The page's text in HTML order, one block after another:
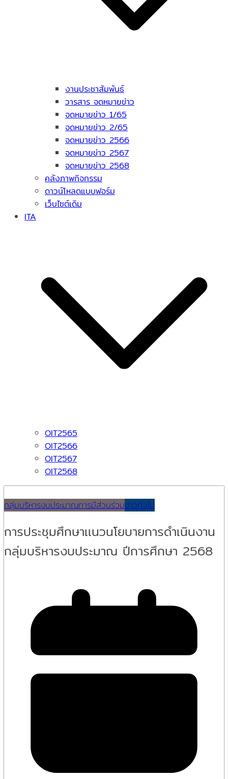
งานประชาสัมพันธ์
วารสาร จดหมายข่าว
จดหมายข่าว 1/65
จดหมายข่าว 2/65
จดหมายข่าว 2566
จดหมายข่าว 2567
จดหมายข่าว 2568
คลังภาพกิจกรรม
ดาวน์โหลดแบบฟอร์ม
เว็บไซต์เดิม
ITA
OIT2565
OIT2566
OIT2567
OIT2568
กลุ่มบริหารงบประมาณการมีส่วนร่วมข่าวทั่วไป
การประชุมศึกษาเเนวนโยบายการดำเนินงาน
กลุ่มบริหารงบประมาณ ปีการศึกษา 2568